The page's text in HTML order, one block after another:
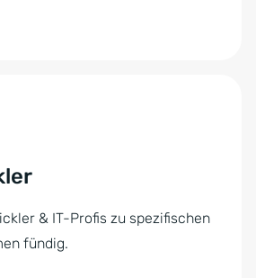
& IT-Profis zu spezifischen
fündig.